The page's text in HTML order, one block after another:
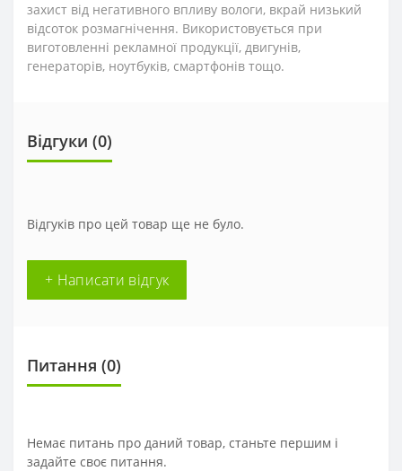
захист від негативного впливу вологи, вкрай низький
відсоток розмагнічення. Використовується при
виготовленні рекламної продукції, двигунів,
генераторів, ноутбуків, смартфонів тощо.
Відгуки (0)
Відгуків про цей товар ще не було.
+ Написати відгук
Питання (0)
Немає питань про даний товар, станьте першим і
задайте своє питання.